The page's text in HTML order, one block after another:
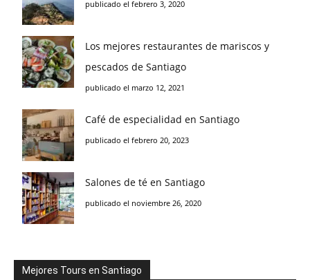
publicado el febrero 3, 2020
Los mejores restaurantes de mariscos y
pescados de Santiago
publicado el marzo 12, 2021
Café de especialidad en Santiago
publicado el febrero 20, 2023
Salones de té en Santiago
publicado el noviembre 26, 2020
Mejores Tours en Santiago